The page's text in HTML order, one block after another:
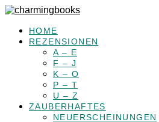
HOME
REZENSIONEN
A – E
F – J
K – O
P – T
U – Z
ZAUBERHAFTES
NEUERSCHEINUNGEN